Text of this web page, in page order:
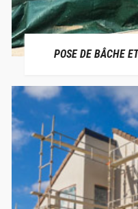
POSE DE BÂCHE